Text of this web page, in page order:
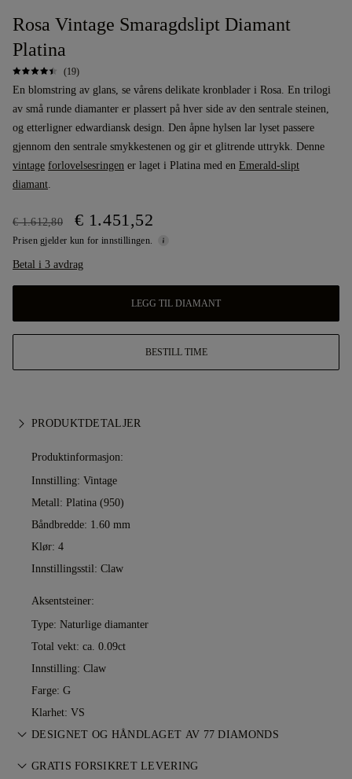
Rosa Vintage Smaragdslipt Diamant
Platina
(19)
En blomstring av glans, se vårens delikate kronblader i Rosa. En trilogi
av små runde diamanter er plassert på hver side av den sentrale steinen,
og etterligner edwardiansk design. Den åpne hylsen lar lyset passere
gjennom den sentrale smykkestenen og gir et glitrende uttrykk. Denne
vintage forlovelsesringen er laget i Platina med en Emerald-slipt
diamant.
€ 1.612,80 € 1.451,52
Prisen gjelder kun for innstillingen.
Betal i 3 avdrag
LEGG TIL DIAMANT
BESTILL TIME
PRODUKTDETALJER
Produktinformasjon:
Innstilling: Vintage
Metall: Platina (950)
Båndbredde: 1.60 mm
Klør: 4
Innstillingsstil: Claw
Aksentsteiner:
Type: Naturlige diamanter
Total vekt: ca. 0.09ct
Innstilling: Claw
Farge: G
Klarhet: VS
DESIGNET OG HÅNDLAGET AV 77 DIAMONDS
Smykkekunst perfeksjonert av 77 Diamonds — ett smykke om
GRATIS FORSIKRET LEVERING